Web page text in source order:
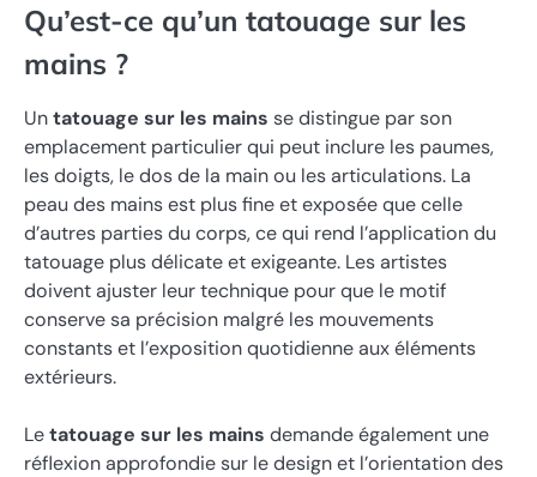
Qu’est-ce qu’un tatouage sur les
mains ?
Untatouage sur les mains se distingue par son
emplacement particulier qui peut inclure les paumes,
les doigts, le dos de la main ou les articulations. La
peau des mains est plus fine et exposée que celle
d’autres parties du corps, ce qui rend l’application du
tatouage plus délicate et exigeante. Les artistes
doivent ajuster leur technique pour que le motif
conserve sa précision malgré les mouvements
constants et l’exposition quotidienne aux éléments
extérieurs.
Letatouage sur les mains demande également une
réflexion approfondie sur le design et l’orientation des